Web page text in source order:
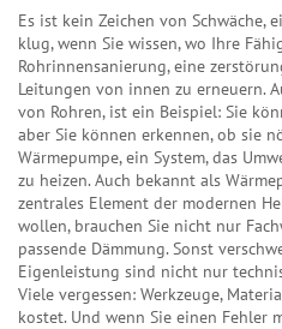
Es ist kein Zeichen von Schwäche,
klug, wenn Sie wissen, wo Ihre
Rohrinnensanierung,eine
Leitungen von innen zu erneuern.
von Rohren, ist ein Beispiel: Sie
aber Sie können erkennen, ob sie
Wärmepumpe,ein System, das
zu heizen. Auch bekannt als
zentrales Element der modernen
wollen, brauchen Sie nicht nur
passende Dämmung. Sonst
Eigenleistung sind nicht nur
Viele vergessen: Werkzeuge,
kostet. Und wenn Sie einen Fehler